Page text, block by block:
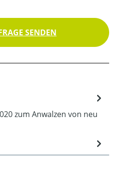
SENDEN
zum Anwalzen von neu